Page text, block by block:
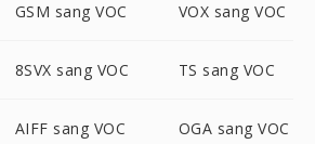
GSM sang VOC VOX sang VOC
8SVX sang VOC TS sang VOC
AIFF sang VOC OGA sang VOC